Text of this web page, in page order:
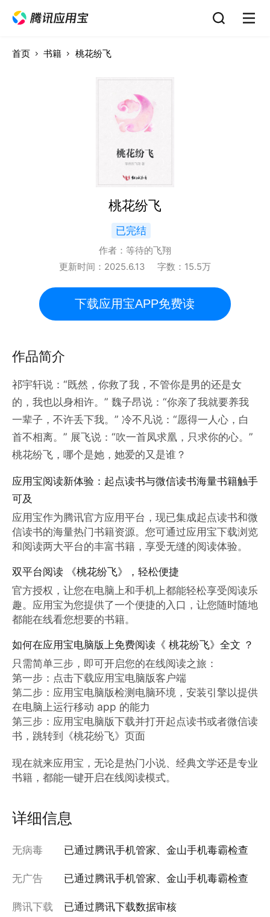
首页 书籍 桃花纷飞
桃花纷飞
已完结
作者： 等待的飞翔
更新时间： 2025.6.13 字数： 15.5万
下载应用宝APP免费读
作品简介
祁宇轩说：“既然，你救了我，不管你是男的还是女
的，我也以身相许。” 魏子昂说：“你亲了我就要养我
一辈子，不许丢下我。” 冷不凡说：“愿得一人心，白
首不相离。” 展飞说：“吹一首凤求凰，只求你的心。”
桃花纷飞，哪个是她，她爱的又是谁？
应用宝阅读新体验：起点读书与微信读书海量书籍触手
可及
应用宝作为腾讯官方应用平台，现已集成起点读书和微
信读书的海量热门书籍资源。您可通过应用宝下载浏览
和阅读两大平台的丰富书籍，享受无缝的阅读体验。
双平台阅读 《桃花纷飞》，轻松便捷
官方授权，让您在电脑上和手机上都能轻松享受阅读乐
趣。应用宝为您提供了一个便捷的入口，让您随时随地
都能在线看您想要的书籍。
如何在应用宝电脑版上免费阅读《 桃花纷飞》全文 ？
只需简单三步，即可开启您的在线阅读之旅：
第一步：点击下载应用宝电脑版客户端
第二步：应用宝电脑版检测电脑环境，安装引擎以提供
在电脑上运行移动 app 的能力
第三步：应用宝电脑版下载并打开起点读书或者微信读
书，跳转到《桃花纷飞》页面
现在就来应用宝，无论是热门小说、经典文学还是专业
书籍，都能一键开启在线阅读模式。
详细信息
无病毒 已通过腾讯手机管家、金山手机毒霸检查
无广告 已通过腾讯手机管家、金山手机毒霸检查
腾讯下载 已通过腾讯下载数据审核